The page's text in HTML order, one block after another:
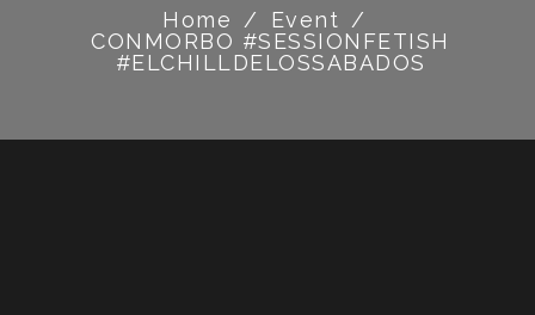
Home / Event /
CONMORBO #SESSIONFETISH
#ELCHILLDELOSSABADOS